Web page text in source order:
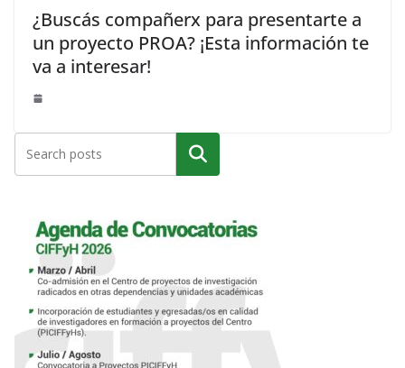
¿Buscás compañerx para presentarte a
un proyecto PROA? ¡Esta información te
va a interesar!
Buscar